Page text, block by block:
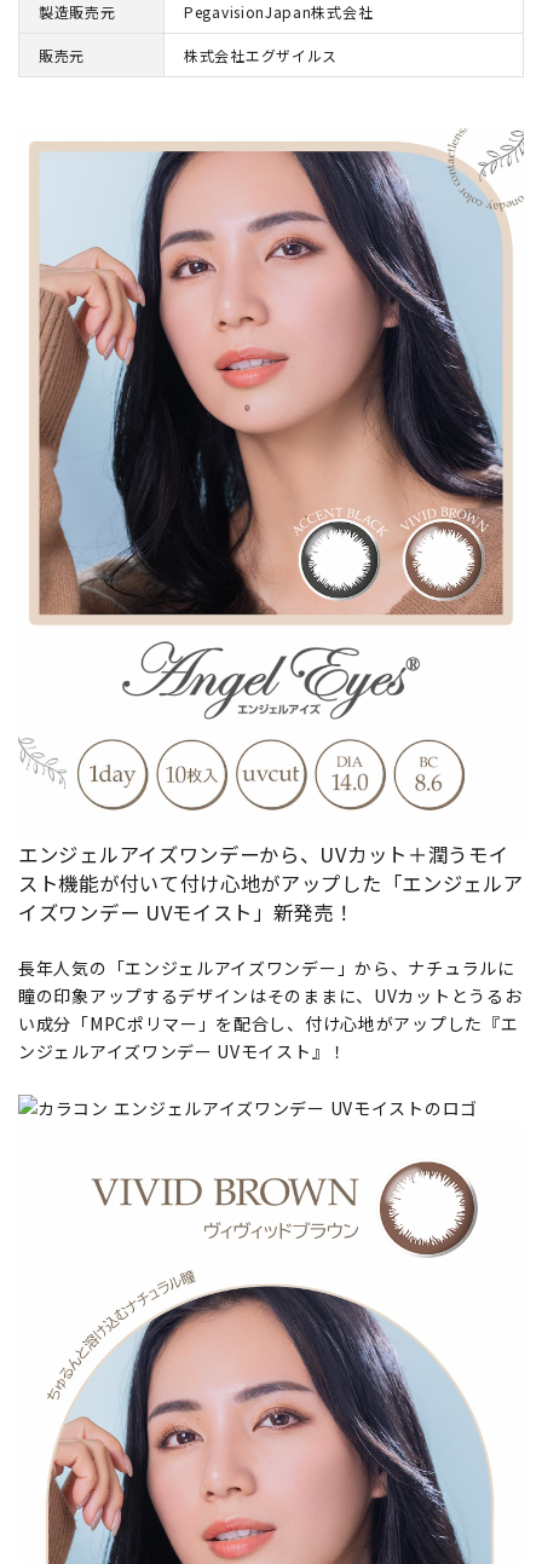
製造販売元 PegavisionJapan株式会社
販売元 株式会社エグザイルス
エンジェルアイズワンデーから、UVカット＋潤うモイ
スト機能が付いて付け心地がアップした「エンジェルア
イズワンデー UVモイスト」新発売！
長年人気の「エンジェルアイズワンデー」から、ナチュラルに
瞳の印象アップするデザインはそのままに、UVカットとうるお
い成分「MPCポリマー」を配合し、付け心地がアップした『エ
ンジェルアイズワンデー UVモイスト』！